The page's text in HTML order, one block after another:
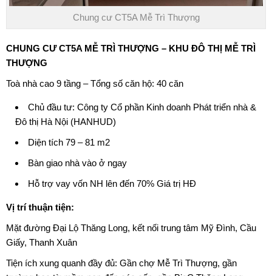
Chung cư CT5A Mễ Trì Thượng
CHUNG CƯ CT5A MỄ TRÌ THƯỢNG – KHU ĐÔ THỊ MỄ TRÌ
THƯỢNG
Toà nhà cao 9 tầng – Tổng số căn hộ: 40 căn
Chủ đầu tư: Công ty Cổ phần Kinh doanh Phát triển nhà &
Đô thị Hà Nội (HANHUD)
Diện tích 79 – 81 m2
Bàn giao nhà vào ở ngay
Hỗ trợ vay vốn NH lên đến 70% Giá trị HĐ
Vị trí thuận tiện:
Mặt đường Đại Lộ Thăng Long, kết nối trung tâm Mỹ Đình, Cầu
Giấy, Thanh Xuân
Tiện ích xung quanh đầy đủ: Gần chợ Mễ Trì Thượng, gần